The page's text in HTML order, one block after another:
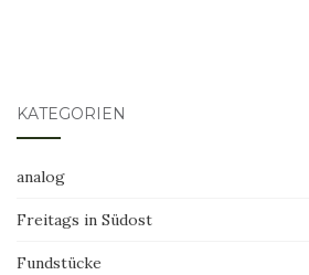
KATEGORIEN
analog
Freitags in Südost
Fundstücke